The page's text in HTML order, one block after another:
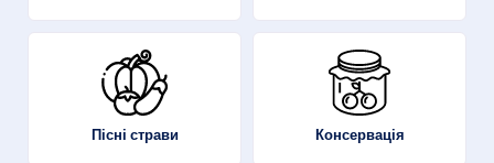
Пісні страви Консервація